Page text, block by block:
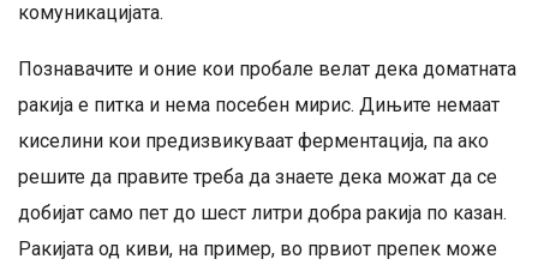
комуникацијата.
Познавачите и оние кои пробале велат дека доматната
ракија е питка и нема посебен мирис. Дињите немаат
киселини кои предизвикуваат ферментација, па ако
решите да правите треба да знаете дека можат да се
добијат само пет до шест литри добра ракија по казан.
Ракијата од киви, на пример, во првиот препек може